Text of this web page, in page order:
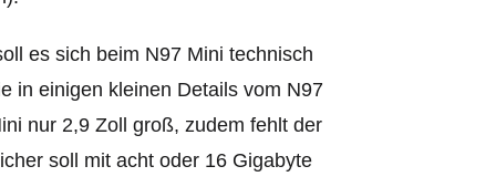
es sich beim N97 Mini technisch
in einigen kleinen Details vom N97
nur 2,9 Zoll groß, zudem fehlt der
soll mit acht oder 16 Gigabyte